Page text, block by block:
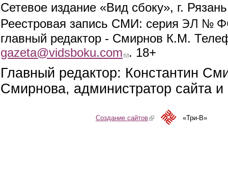
Сетевое издание «Вид сбоку», г.
Реестровая запись СМИ: серия ЭЛ №
главный редактор - Смирнов К.М.
gazeta@vidsboku.com (link sends e-mail)
. 18+
Главный редактор: Константин
Смирнова, администратор сайта
Создание сайтов(link is external)«Три-В»